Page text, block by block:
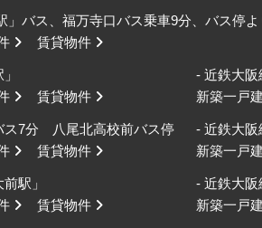
」バス、福万寺口バス乗車9分、バス停
賃貸物件
賃貸物件
- 近鉄大阪
新築一戸
ス7分 八尾北高校前バス停
賃貸物件
- 近鉄大阪
新築一戸
駅」
賃貸物件
- 近鉄大阪
新築一戸